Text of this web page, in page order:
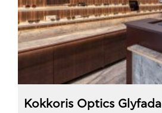
Kokkoris Optics Glyfada